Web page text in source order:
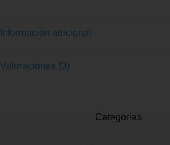
Información adicional
Valoraciones (0)
Categorias